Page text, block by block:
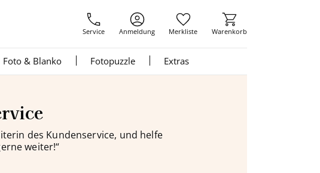
Service Anmeldung Merkliste Warenkorb
Foto & Blanko Fotopuzzle Extras
des Kundenservice, und helfe
weiter!“